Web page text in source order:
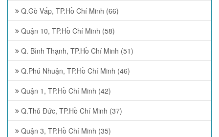
Q.Gò Vấp, TP.Hồ Chí Minh (66)
Quận 10, TP.Hồ Chí Minh (58)
Q. Bình Thạnh, TP.Hồ Chí Minh (51)
Q.Phú Nhuận, TP.Hồ Chí Minh (46)
Quận 1, TP.Hồ Chí Minh (42)
Q.Thủ Đức, TP.Hồ Chí Minh (37)
Quận 3, TP.Hồ Chí Minh (35)